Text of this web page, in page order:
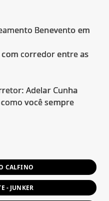
Benevento em
com corredor entre as
Adelar Cunha
você sempre
CALFINO
- JUNKER